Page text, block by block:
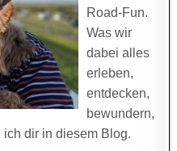
Road-Fun.
Was wir
dabei alles
erleben,
entdecken,
bewundern,
dir in diesem Blog.